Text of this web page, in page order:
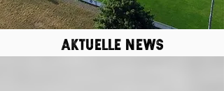
aktuelle news